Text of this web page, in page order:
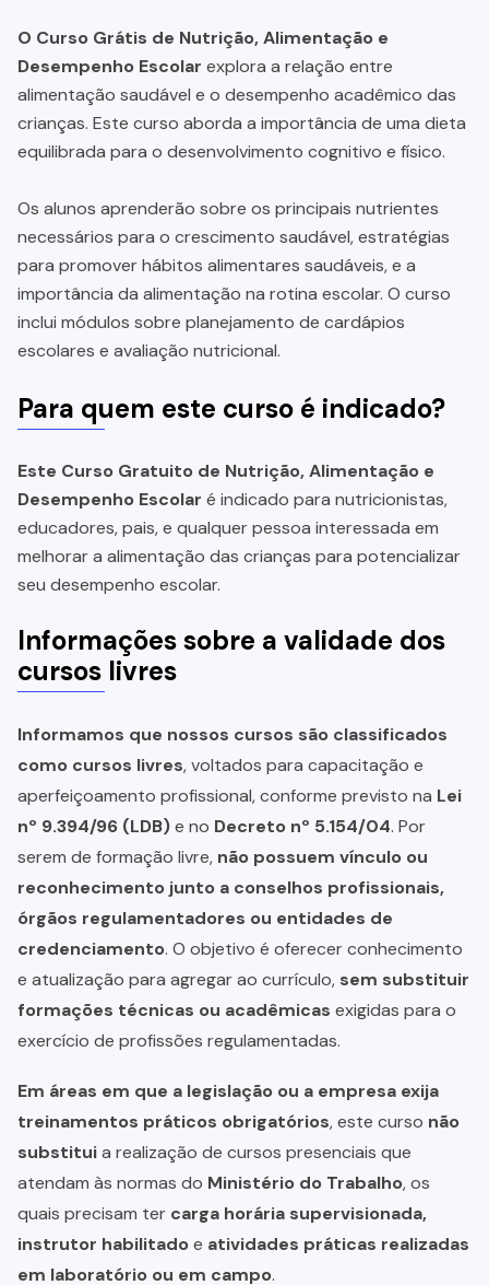
O Curso Grátis de Nutrição, Alimentação e
Desempenho Escolar explora a relação entre
alimentação saudável e o desempenho acadêmico das
crianças. Este curso aborda a importância de uma dieta
equilibrada para o desenvolvimento cognitivo e físico.
Os alunos aprenderão sobre os principais nutrientes
necessários para o crescimento saudável, estratégias
para promover hábitos alimentares saudáveis, e a
importância da alimentação na rotina escolar. O curso
inclui módulos sobre planejamento de cardápios
escolares e avaliação nutricional.
Para quem este curso é indicado?
Este Curso Gratuito de Nutrição, Alimentação e
Desempenho Escolar é indicado para nutricionistas,
educadores, pais, e qualquer pessoa interessada em
melhorar a alimentação das crianças para potencializar
seu desempenho escolar.
Informações sobre a validade dos
cursos livres
Informamos que nossos cursos são classificados
como cursos livres, voltados para capacitação e
aperfeiçoamento profissional, conforme previsto na Lei
nº 9.394/96 (LDB)e no Decreto nº 5.154/04. Por
serem de formação livre, não possuem vínculo ou
reconhecimento junto a conselhos profissionais,
órgãos regulamentadores ou entidades de
credenciamento. O objetivo é oferecer conhecimento
e atualização para agregar ao currículo, sem substituir
formações técnicas ou acadêmicas exigidas para o
exercício de profissões regulamentadas.
Em áreas em que a legislação ou a empresa exija
treinamentos práticos obrigatórios, este curso não
substituia realização de cursos presenciais que
atendam às normas do Ministério do Trabalho, os
quais precisam ter carga horária supervisionada,
instrutor habilitadoe atividades práticas realizadas
em laboratório ou em campo.